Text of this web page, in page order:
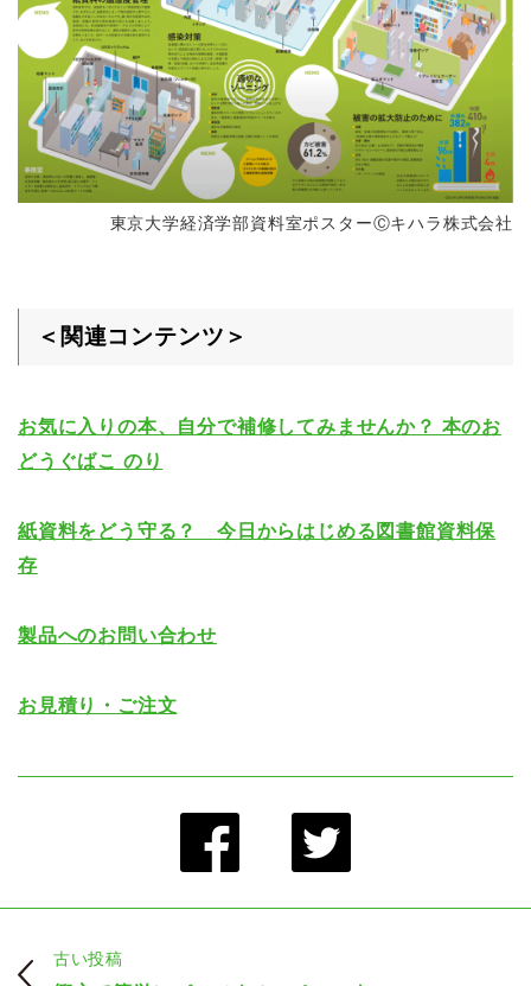
東京大学経済学部資料室ポスターⒸキハラ株式会社
＜関連コンテンツ＞
お気に入りの本、自分で補修してみませんか？ 本のお
どうぐばこ のり
紙資料をどう守る？ 今日からはじめる図書館資料保
存
製品へのお問い合わせ
お見積り・ご注文
古い投稿